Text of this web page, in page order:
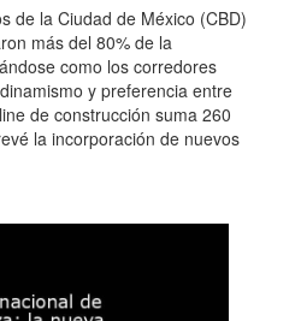
de la Ciudad de México (CBD)
más del 80% de la
como los corredores
y preferencia entre
de construcción suma 260
la incorporación de nuevos